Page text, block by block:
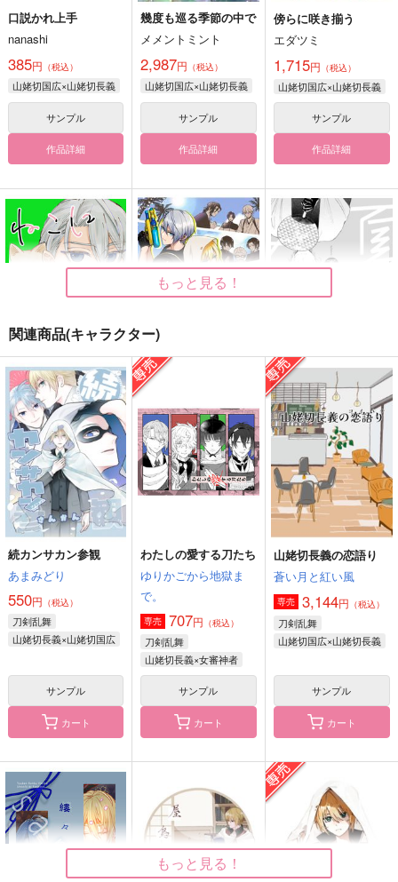
口説かれ上手
nanashi
385円 （税込）
山姥切国広×山姥切長義
サンプル
作品詳細
幾度も巡る季節の中で
メメントミント
2,987円 （税込）
山姥切国広×山姥切長義
サンプル
作品詳細
傍らに咲き揃う
エダツミ
1,715円 （税込）
山姥切国広×山姥切長義
サンプル
作品詳細
猫になりたい
ctrl＋
708円（税込）
山姥切長義×山姥切国広
サンプル
作品詳細
サマー！バケイショ
ONE CHANCE!
689円（税込）
山姥切国広
サンプル
夏夕
fefefe
157円（税込）
山姥切国広×山姥切長義
サンプル
作品詳細
御手軽屋台手引草
79番
1,100円 （税込）
山姥切国広
サンプル
ウィークエンドウィズ
にぃ７
707円（税込）
山姥切国広×山姥切長義
サンプル
いづれあやめか…
PINK POWER
（税込）
山姥切国広×山姥切長義
サンプル
もっと見る！
関連商品(キャラクター)
続カンサカン参観
あまみどり
550円 （税込）
刀剣乱舞
山姥切長義×山姥切国広
サンプル
カート
わたしの愛する刀たち
ゆりかごから地獄ま
で。
専売 707円 （税込）
刀剣乱舞
山姥切長義×女審神者
サンプル
カート
山姥切長義の恋語り
蒼い月と紅い風
専売 3,144円 （税込）
刀剣乱舞
山姥切国広×山姥切長義
サンプル
カート
もっと見る！